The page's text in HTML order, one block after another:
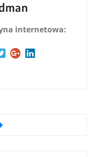
internetowa: